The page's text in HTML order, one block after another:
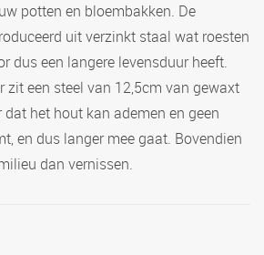
potten en bloembakken. De
uit verzinkt staal wat roesten
dus een langere levensduur heeft.
zit een steel van 12,5cm van gewaxt
het hout kan ademen en geen
en dus langer mee gaat. Bovendien
dan vernissen.